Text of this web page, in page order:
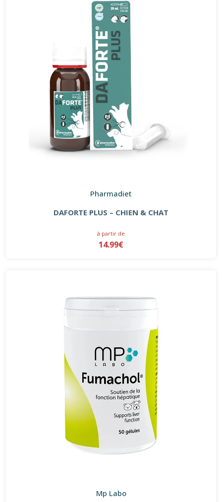
Pharmadiet
DAFORTE PLUS – CHIEN & CHAT
à partir de
14.99€
Mp Labo